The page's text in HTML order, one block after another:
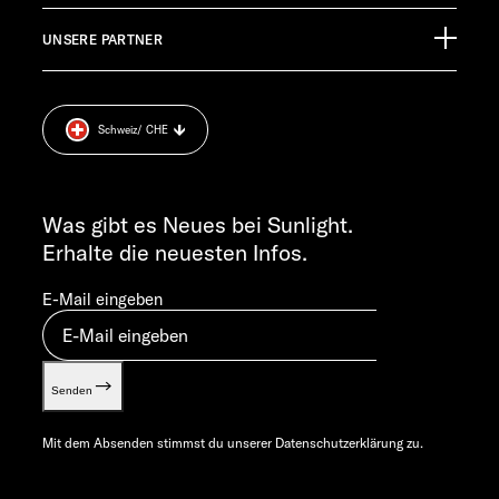
TECHNISCHER KUNDENDIENST
service@service.sunlight.de
MO-DO 7:30 – 12:00 UND 13:00 – 16:00 UHR
FR 7:30 – 12:00 UHR
info@sunlight.de
Anschlussgarantie
Impressum
Sicherheitshinweis
Cookie Consent
UNSERE PARTNER
Was gibt es Neues bei Sunlight.
Erhalte die neuesten Infos.
E-Mail eingeben
Senden
Mit dem Absenden stimmst du unserer Datenschutzerklärung zu.
Schweiz/ CHE